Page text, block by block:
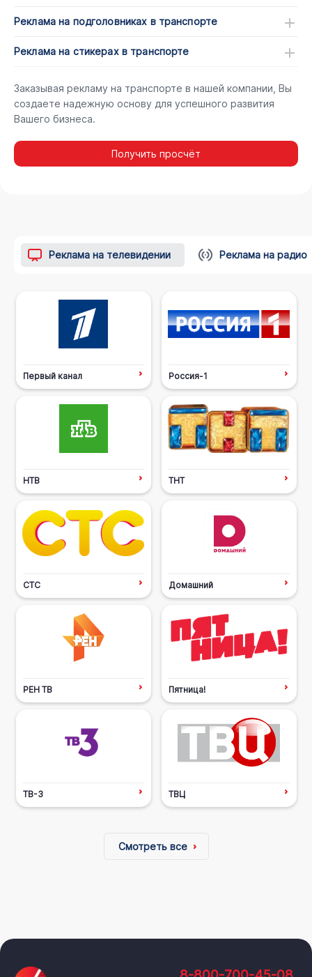
Реклама на подголовниках в транспорте
Реклама на стикерах в транспорте
Заказывая рекламу на транспорте в нашей компании, Вы
создаете надежную основу для успешного развития
Вашего бизнеса.
Получить просчёт
Реклама на телевидении Реклама на радио
Первый канал Россия-1
НТВ ТНТ
СТС Домашний
РЕН ТВ Пятница!
ТВ-3 ТВЦ
Смотреть все